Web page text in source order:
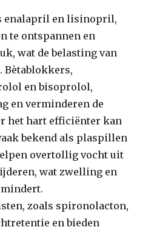
enalapril en lisinopril,
te ontspannen en
wat de belasting van
Bètablokkers,
en bisoprolol,
en verminderen de
het hart efficiënter kan
bekend als plaspillen
overtollig vocht uit
wat zwelling en
zoals spironolacton,
en bieden